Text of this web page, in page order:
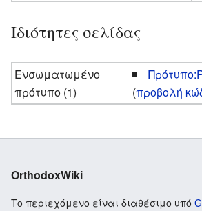
Ιδιότητες σελίδας
Ενσωματωμένο
πρότυπο (1)
(προβολή
OrthodoxWiki
Το περιεχόμενο είναι διαθέσιμο υπό